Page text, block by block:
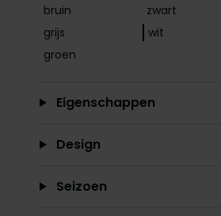
bruin
zwart
grijs
wit
groen
Eigenschappen
Design
Seizoen